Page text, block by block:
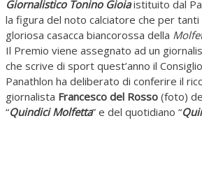
Giornalistico Tonino Gioia istituito dal
la figura del noto calciatore che per tanti
gloriosa casacca biancorossa della
Il Premio viene assegnato ad un
che scrive di sport quest’anno il
Panathlon ha deliberato di conferire il
giornalista Francesco del Rosso (foto)
“Quindici Molfetta” e del quotidiano “